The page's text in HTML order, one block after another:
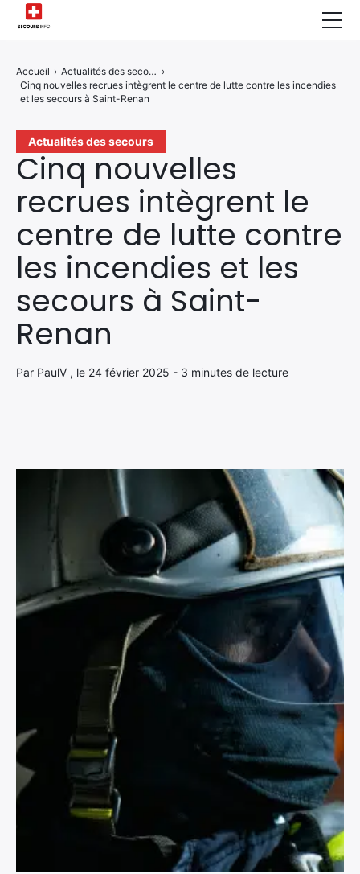
Actualités des secours
Cinq nouvelles
recrues intègrent le
centre de lutte contre
les incendies et les
secours à Saint-
Renan
Par PaulV , le 24 février 2025 - 3 minutes de lecture
Accueil › Actualités des secours ›
Cinq nouvelles recrues intègrent le centre de lutte contre les incendies
et les secours à Saint-Renan
Infos & Conseils
Actualités des Secours
Santé & Bien-être
A propos de Nous
Contactez-nous
Politique de Confidentialité